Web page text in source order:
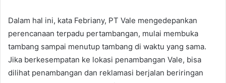
Dalam hal ini, kata Febriany, PT Vale mengedepankan
perencanaan terpadu pertambangan, mulai membuka
tambang sampai menutup tambang di waktu yang sama.
Jika berkesempatan ke lokasi penambangan Vale, bisa
dilihat penambangan dan reklamasi berjalan beriringan